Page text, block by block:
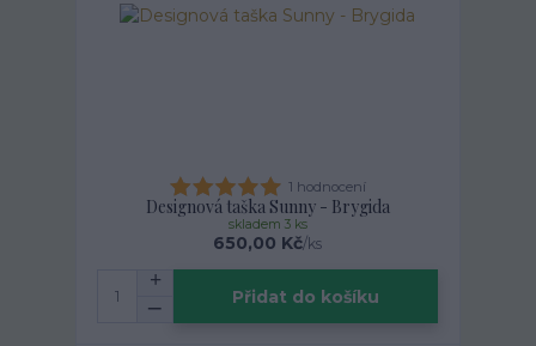
1 hodnocení
Designová taška Sunny - Brygida
650,00 Kč/ks
skladem 3 ks
Přidat do košíku